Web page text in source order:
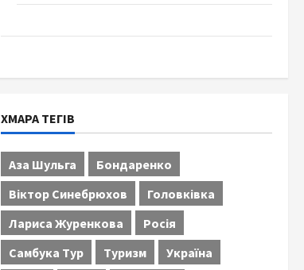
ХМАРА ТЕГІВ
Аза Шульга
Бондаренко
Віктор Синебрюхов
Головківка
Лариса Журенкова
Росія
Самбука Тур
Туризм
Україна